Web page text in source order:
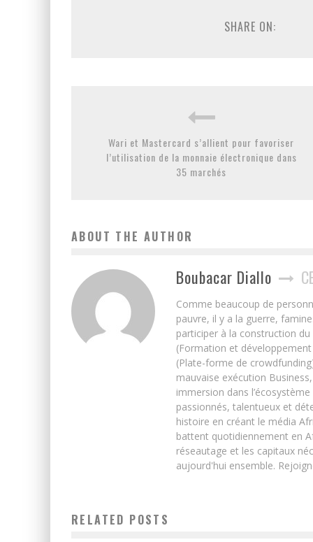
SHARE ON:
Wari et Mastercard s’allient pour favoriser
l’utilisation de la monnaie électronique dans
35 marchés
ABOUT THE AUTHOR
Boubacar Diallo
Comme beaucoup de
pauvre, il y a la guerre,
participer à la construction du
(Formation et
(Plate-forme de
mauvaise exécution
immersion dans
passionnés, talentueux et
histoire en créant le média
battent quotidiennement en
réseautage et les capitaux
aujourd'hui ensemble.
RELATED POSTS